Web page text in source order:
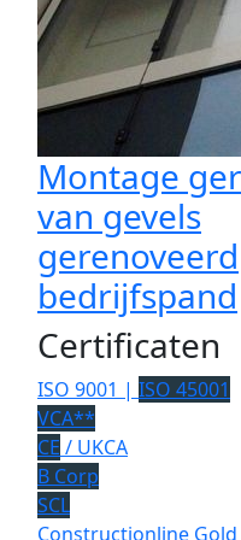
Montage
van gevels
gerenoveerd
bedrijfspand
Certificaten
ISO 9001 | ISO 45001
VCA**
CE / UKCA
B Corp
SCL
Constructionline Gold